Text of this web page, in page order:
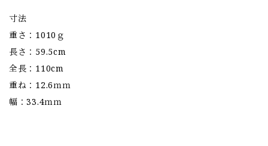
寸法
重さ：1010ｇ
長さ：59.5cm
全長：110cm
重ね：12.6ｍｍ
幅：33.4ｍｍ